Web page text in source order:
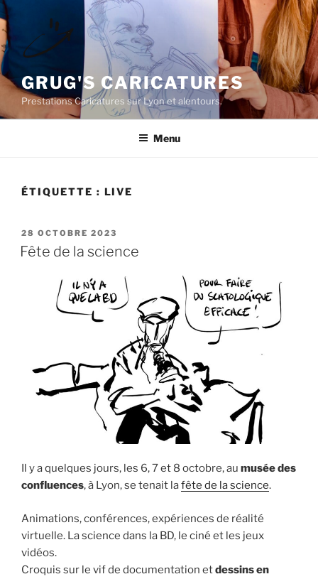
Aller
au
contenu
principal
GRUG'S CARICATURES
Prestations Caricatures sur Lyon et alentours.
Menu
ÉTIQUETTE : LIVE
PUBLIÉ
LE
28 OCTOBRE 2023
Fête de la science
Il y a quelques jours, les 6, 7 et 8 octobre, au musée des
confluences, à Lyon, se tenait lafête de la science.
Animations, conférences, expériences de réalité
virtuelle. La science dans la BD, le ciné et les jeux
vidéos.
Croquis sur le vif de documentation etdessins en